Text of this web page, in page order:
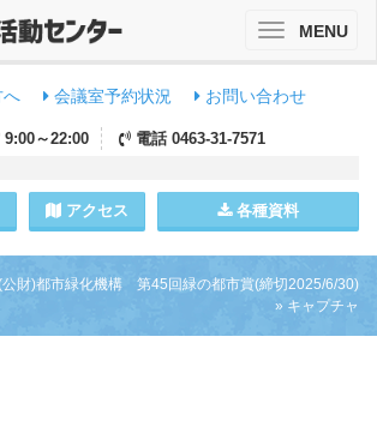
へ 会議室予約状況 お問い合わせ
9:00～22:00 電話 0463-31-7571
アクセス 各種資料
ToggleMENU
公財)都市緑化機構 第45回緑の都市賞(締切2025/6/30)
» キャプチャ